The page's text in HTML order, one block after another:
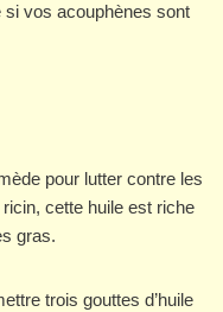
si vos acouphènes sont
pour lutter contre les
cette huile est riche
gras.
trois gouttes d’huile